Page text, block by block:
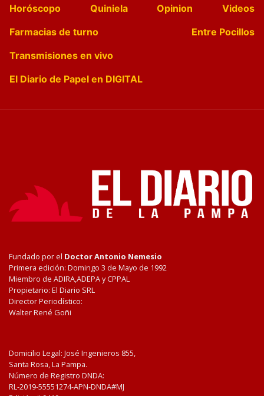
Horóscopo
Quiniela Opinion
Videos
Farmacias de turno
Entre Pocillos
Transmisiones en vivo
El Diario de Papel en DIGITAL
Fundado por el Doctor Antonio Nemesio
Primera edición: Domingo 3 de Mayo de 1992
Miembro de ADIRA,ADEPA y CPPAL
Propietario: El Diario SRL
Director Periodístico:
Walter René Goñi
Domicilio Legal: José Ingenieros 855,
Santa Rosa, La Pampa.
Número de Registro DNDA:
RL-2019-55551274-APN-DNDA#MJ